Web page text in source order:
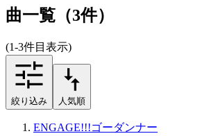
曲一覧（3件）
(1-3件目表示)
絞り込み 人気順
ENGAGE!!!ゴーダンナー